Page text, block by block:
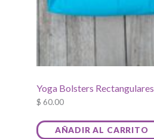
Yoga Bolsters Rectangulares
$ 60.00
AÑADIR AL CARRITO